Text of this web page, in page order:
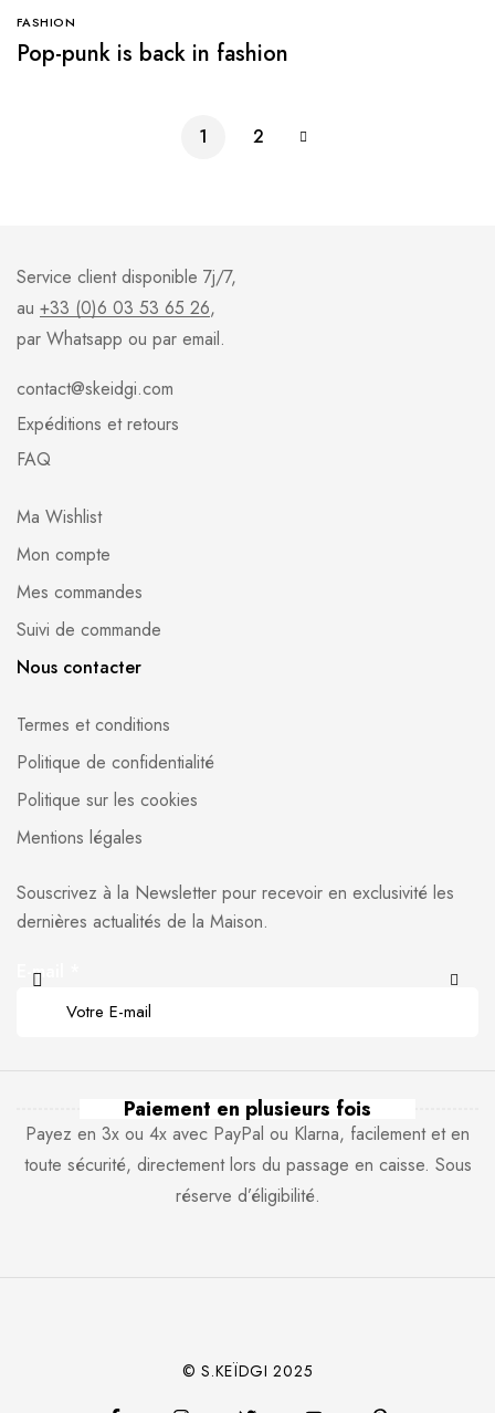
FASHION
Pop-punk is back in fashion
1 2
Service client disponible 7j/7,
au +33 (0)6 03 53 65 26,
par Whatsapp ou par email.
contact@skeidgi.com
Expéditions et retours
FAQ
Ma Wishlist
Mon compte
Mes commandes
Suivi de commande
Nous contacter
Termes et conditions
Politique de confidentialité
Politique sur les cookies
Mentions légales
Souscrivez à la Newsletter pour recevoir en exclusivité les
dernières actualités de la Maison.
E-mail
Paiement en plusieurs fois
Payez en 3x ou 4x avec PayPal ou Klarna, facilement et en
toute sécurité, directement lors du passage en caisse. Sous
réserve d’éligibilité.
© S.KEÏDGI 2025